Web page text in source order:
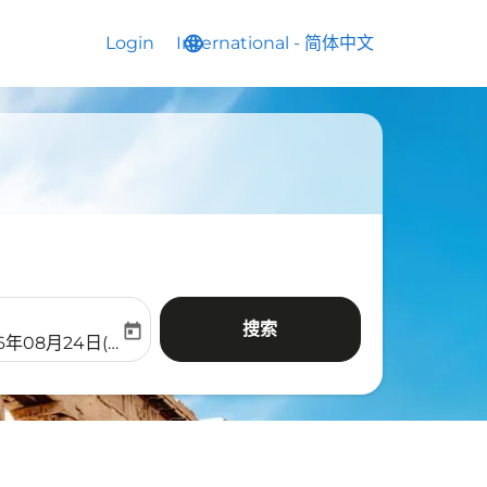
Login language
International - 简体中文
keyboard_arrow_down
labelreturn-date-aria-label
08月24日(周一)
today 搜索